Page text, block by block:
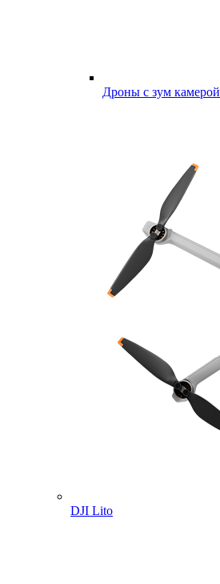
Дроны с зум камерой
DJI Lito